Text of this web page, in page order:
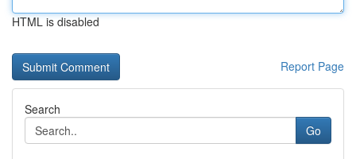
HTML is disabled
Report Page
Search
Go